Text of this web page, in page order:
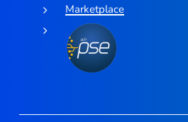
Marketplace